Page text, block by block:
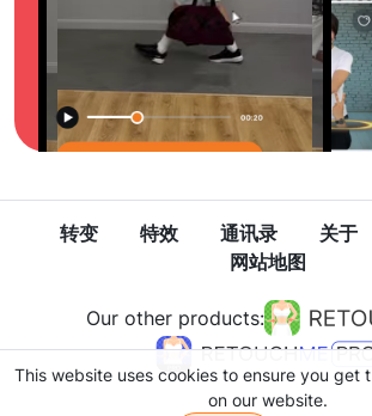
转变 特效 通讯录 关于
网站地图
Our other products:
This website uses cookies to ensure you get
on our website.